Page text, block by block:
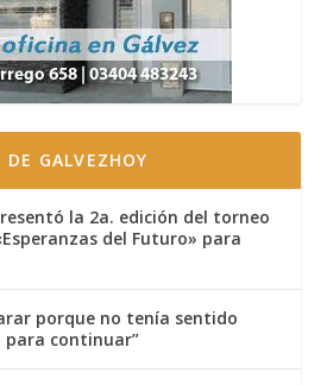
GALVEZHOY
la 2a. edición del torneo
del Futuro» para
porque no tenía sentido
para continuar”